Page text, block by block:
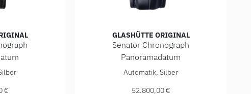
01-05-02-35, Preis: 15.200,00 €
Chronograph Panoramadatum, Ref: 1-37-01-01-05-30, Preis:
€
GLASHÜTTE ORIGINAL
Senator Chronograph
Panoramadatum
Glashütte Original Senator Chronograph
Automatik, Silber
52.800,00 €